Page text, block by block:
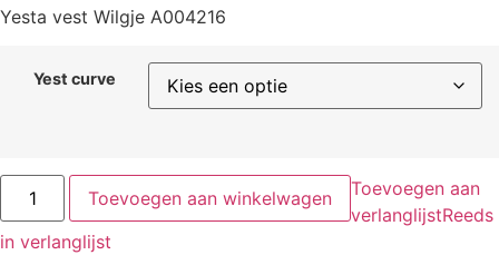
Yesta vest Wilgje A004216
Yest curve
Toevoegen aan winkelwagen
Toevoegen aan
verlanglijstReeds
in verlanglijst